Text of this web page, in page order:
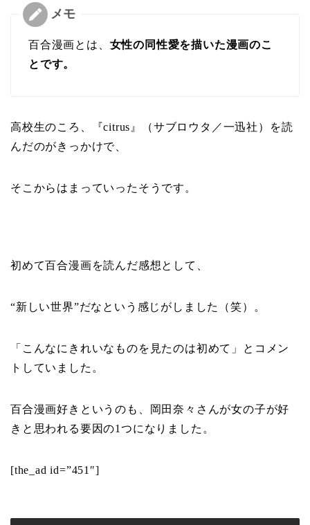
百合漫画とは、 女性の同性愛を描いた漫画のこ
とです。
高校生のころ、『citrus』（サブロウタ／一迅社）を読
んだのがきっかけで、
そこからはまっていったそうです。
初めて百合漫画を読んだ感想として、
“新しい世界”だなという感じがしました（笑）。
「こんなにきれいなものを見たのは初めて」とコメン
トしていました。
百合漫画好きというのも、岡田奈々さんが女の子が好
きと思われる要因の1つになりました。
[the_ad id=”451″]